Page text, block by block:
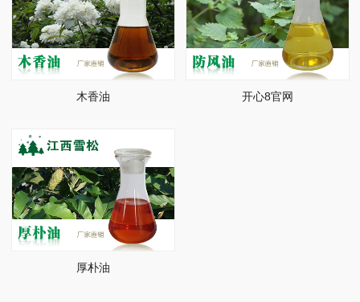
木香油 开心8官网
厚朴油